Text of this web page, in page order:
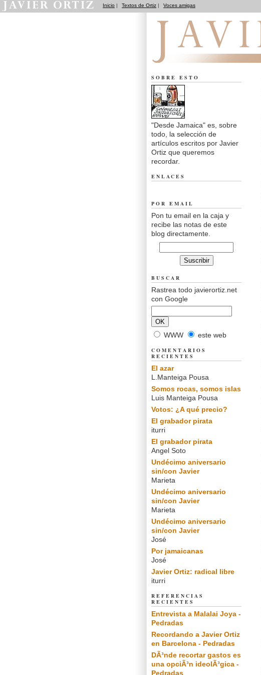
Inicio | Textos de Ortiz | Voces amigas
SOBRE ESTO
"Desde Jamaica" es, sobre
todo, la selección de
artículos escritos por Javier
Ortiz que queremos
recordar.
ENLACES
POR EMAIL
Pon tu email en la caja y
recibe las notas de este
blog directamente.
BUSCAR
Rastrea todo javierortiz.net
con Google
WWW este web
COMENTARIOS
RECIENTES
El azar
L.Manteiga Pousa
Somos rocas, somos islas
Luis Manteiga Pousa
Votos: ¿A qué precio?
El grabador pirata
iturri
El grabador pirata
Angel Soto
Undécimo aniversario
sin/con Javier
Marieta
Undécimo aniversario
sin/con Javier
Marieta
Undécimo aniversario
sin/con Javier
José
Por jamaicanas
José
Javier Ortiz: radical libre
iturri
REFERENCIAS
RECIENTES
Entrevista a Malalai Joya -
Pedradas
Recordando a Javier Ortiz
en Barcelona - Pedradas
DÃ³nde recortar gastos es
una opciÃ³n ideolÃ³gica -
Pedradas